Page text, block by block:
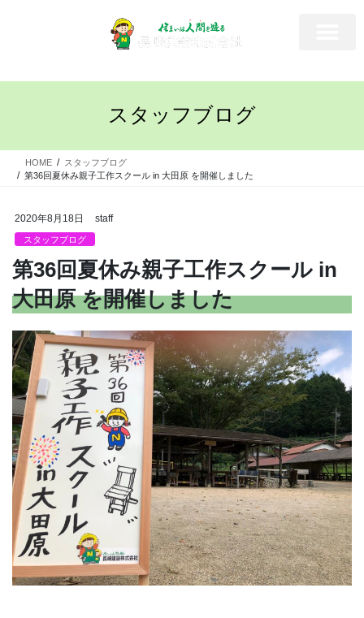
スタッフブログ
HOME
スタッフブログ
第36回夏休み親子工作スクール in 大田原 を開催しました
2020年8月18日 staff
スタッフブログ
第36回夏休み親子工作スクール in
大田原 を開催しました